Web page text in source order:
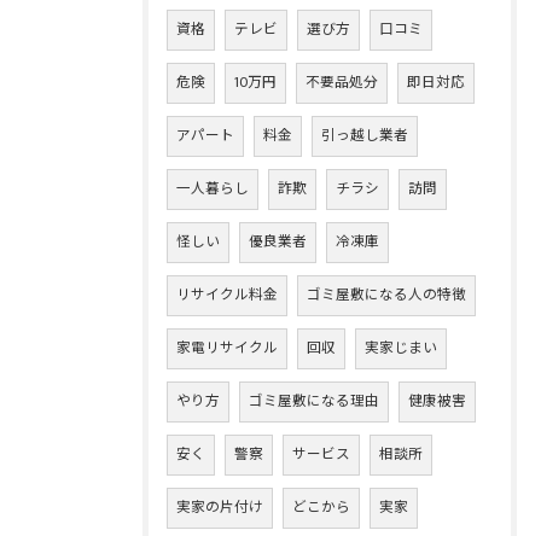
資格 テレビ 選び方 口コミ
危険 10万円 不要品処分 即日対応
アパート 料金 引っ越し業者
一人暮らし 詐欺 チラシ 訪問
怪しい 優良業者 冷凍庫
リサイクル料金 ゴミ屋敷になる人の特徴
家電リサイクル 回収 実家じまい
やり方 ゴミ屋敷になる理由 健康被害
安く 警察 サービス 相談所
実家の片付け どこから 実家